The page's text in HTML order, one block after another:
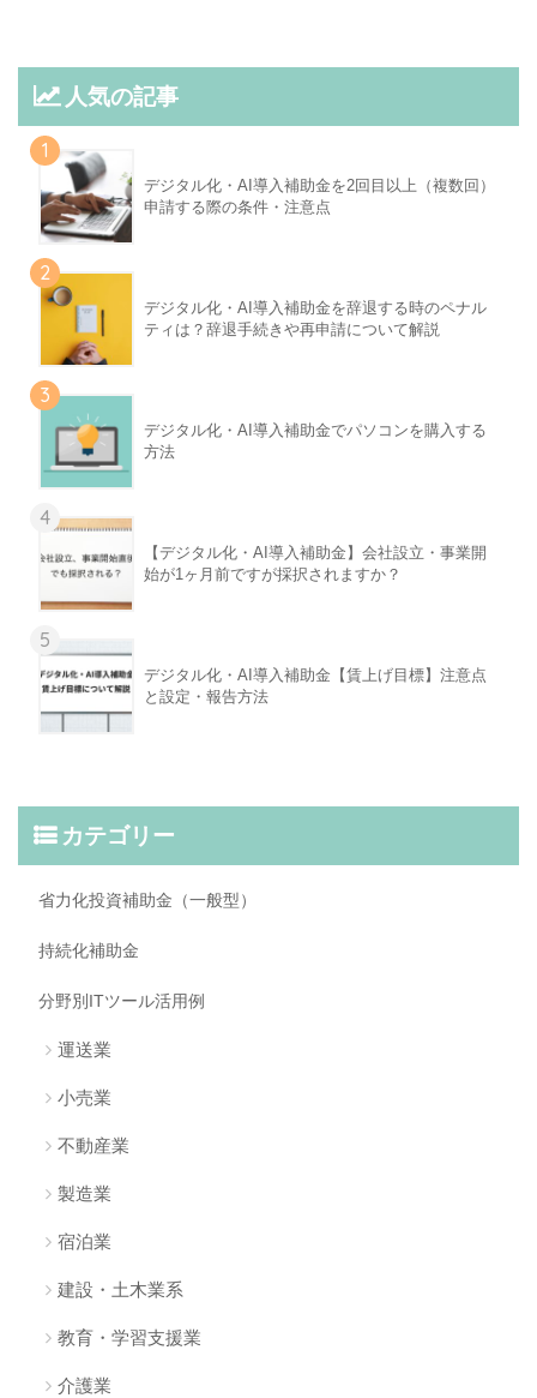
人気の記事
1
デジタル化・AI導入補助金を2回目以上（複数回）
申請する際の条件・注意点
2
デジタル化・AI導入補助金を辞退する時のペナル
ティは？辞退手続きや再申請について解説
3
デジタル化・AI導入補助金でパソコンを購入する
方法
4
【デジタル化・AI導入補助金】会社設立・事業開
始が1ヶ月前ですが採択されますか？
5
デジタル化・AI導入補助金【賃上げ目標】注意点
と設定・報告方法
カテゴリー
省力化投資補助金（一般型）
持続化補助金
分野別ITツール活用例
運送業
小売業
不動産業
製造業
宿泊業
建設・土木業系
教育・学習支援業
介護業